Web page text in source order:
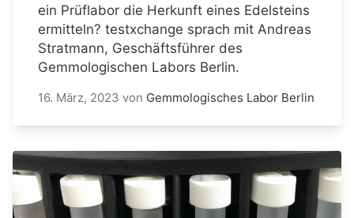
ein Prüflabor die Herkunft eines Edelsteins
ermitteln? testxchange sprach mit Andreas
Stratmann, Geschäftsführer des
Gemmologischen Labors Berlin.
16. März, 2023 von Gemmologisches Labor Berlin